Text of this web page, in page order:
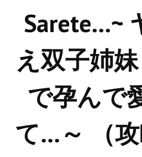
Новый ГГ
Моды группы
Теневой кардинал для Скайрима
Работы Alexandra10
Apella CBBE SSE BodySlide (with
Sarete...~
え双子姉
で孕んで
て…～ （